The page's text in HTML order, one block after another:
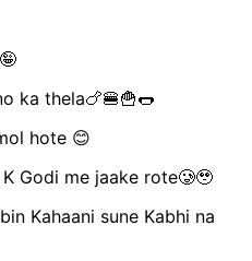
ka thela🍗🍔🍟🌭
hote 😊
Godi me jaake rote🥲🥹
Kahaani sune Kabhi na